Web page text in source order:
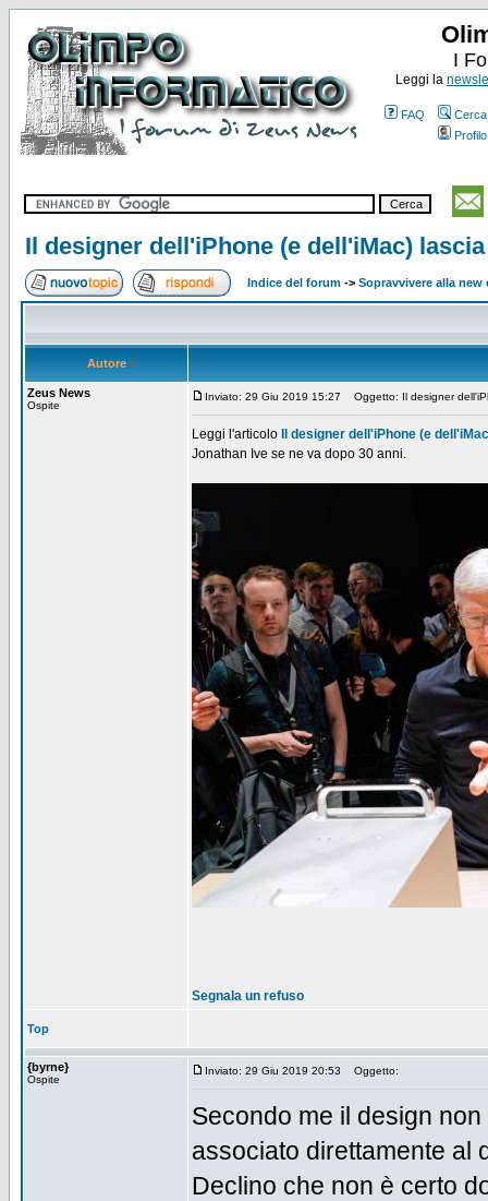
I
Leggi la
FAQ
Cerca
Profilo
Il designer dell'iPhone (e dell'iMac)
Indice del forum -> Sopravvivere alla new
Autore
Zeus News
Ospite
Inviato: 29 Giu 2019 15:27 Oggetto: Il designer
Leggi l'articolo
Il designer dell'iPhone (e
Jonathan Ive se ne va dopo 30 anni.
Segnala un refuso
Top
{byrne}
Ospite
Inviato: 29 Giu 2019 20:53 Oggetto:
Secondo me il design
associato direttamente al
Declino che non è certo